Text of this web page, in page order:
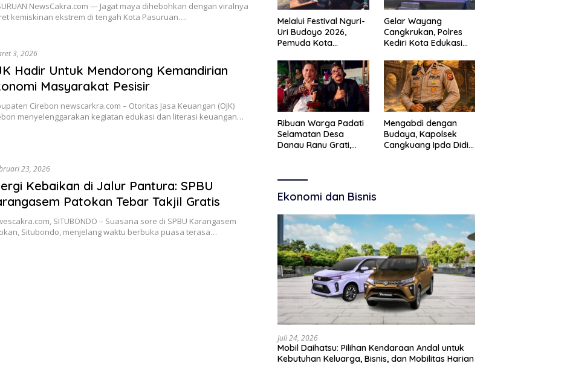
NewsCakra.com — Jagat maya dihebohkan dengan viralnya
kemiskinan ekstrem di tengah Kota Pasuruan….
3, 2026
Hadir Untuk Mendorong Kemandirian
Masyarakat Pesisir
Cirebon newscarkra.com – Otoritas Jasa Keuangan (OJK)
menyelenggarakan kegiatan edukasi dan literasi keuangan…
23, 2026
Kebaikan di Jalur Pantura: SPBU
Patokan Tebar Takjil Gratis
SITUBONDO – Suasana sore di SPBU Karangasem
Situbondo, menjelang waktu berbuka puasa terasa…
Melalui Festival Nguri-
Uri Budoyo 2026,
Pemuda Kota
Karakter Kebudayaan
dan Bebas Narkoba
Gelar Wayang
Cangkrukan, Polres
Kediri Kota Edukasi
Seni Budaya
Ribuan Warga Padati
Selamatan Desa
Danau Ranu Grati,
Pemkab
Mengabdi dengan
Budaya, Kapolsek
Cangkuang Ipda Didi
Ekonomi dan Bisnis
Juli 24, 2026
Mobil Daihatsu: Pilihan Kendaraan Andal untuk
Kebutuhan Keluarga, Bisnis, dan Mobilitas Harian